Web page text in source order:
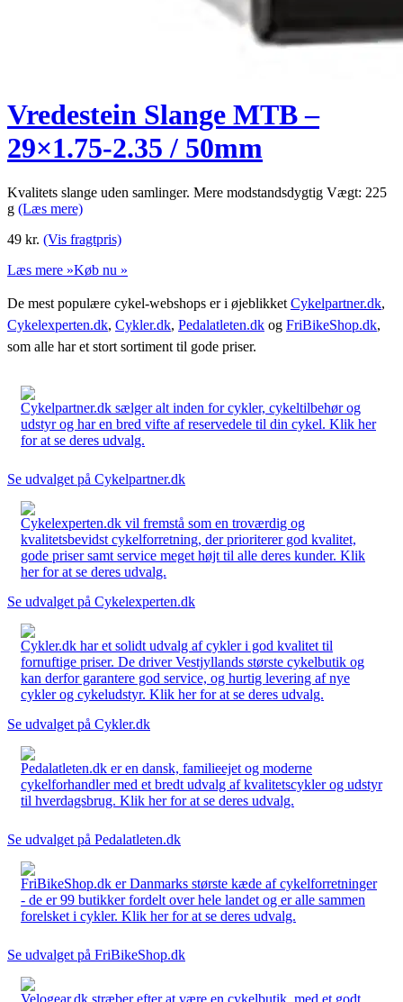
Vredestein Slange MTB –
29×1.75-2.35 / 50mm
Kvalitets slange uden samlinger. Mere modstandsdygtig Vægt: 225
g (Læs mere)
49 kr. (Vis fragtpris)
Læs mere »Køb nu »
De mest populære cykel-webshops er i øjeblikket Cykelpartner.dk,
Cykelexperten.dk, Cykler.dk, Pedalatleten.dk og FriBikeShop.dk,
som alle har et stort sortiment til gode priser.
Cykelpartner.dk sælger alt inden for cykler, cykeltilbehør og
udstyr og har en bred vifte af reservedele til din cykel. Klik her
for at se deres udvalg.
Se udvalget på Cykelpartner.dk
Cykelexperten.dk vil fremstå som en troværdig og
kvalitetsbevidst cykelforretning, der prioriterer god kvalitet,
gode priser samt service meget højt til alle deres kunder. Klik
her for at se deres udvalg.
Se udvalget på Cykelexperten.dk
Cykler.dk har et solidt udvalg af cykler i god kvalitet til
fornuftige priser. De driver Vestjyllands største cykelbutik og
kan derfor garantere god service, og hurtig levering af nye
cykler og cykeludstyr. Klik her for at se deres udvalg.
Se udvalget på Cykler.dk
Pedalatleten.dk er en dansk, familieejet og moderne
cykelforhandler med et bredt udvalg af kvalitetscykler og udstyr
til hverdagsbrug. Klik her for at se deres udvalg.
Se udvalget på Pedalatleten.dk
FriBikeShop.dk er Danmarks største kæde af cykelforretninger
- de er 99 butikker fordelt over hele landet og er alle sammen
forelsket i cykler. Klik her for at se deres udvalg.
Se udvalget på FriBikeShop.dk
Velogear.dk stræber efter at være en cykelbutik, med et godt